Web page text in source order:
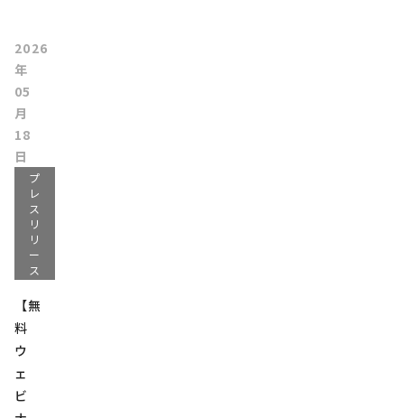
2026
年
05
月
18
日
プ
レ
ス
リ
リ
ー
ス
【無
料
ウ
ェ
ビ